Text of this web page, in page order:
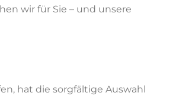
wir für Sie – und unsere
hat die sorgfältige Auswahl